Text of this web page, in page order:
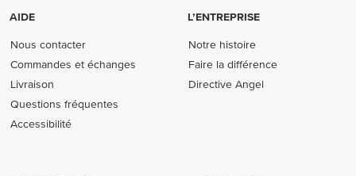
AIDE
Nous contacter
Commandes et échanges
Livraison
Questions fréquentes
Accessibilité
L’ENTREPRISE
Notre histoire
Faire la différence
Directive Angel